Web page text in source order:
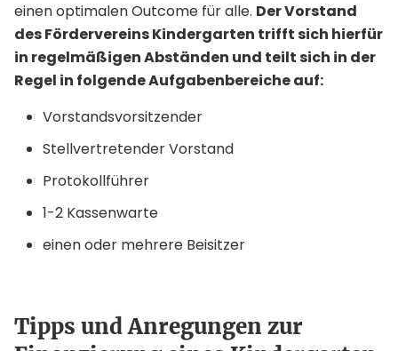
einen optimalen Outcome für alle. Der Vorstand
des Fördervereins Kindergarten trifft sich hierfür
in regelmäßigen Abständen und teilt sich in der
Regel in folgende Aufgabenbereiche auf:
Vorstandsvorsitzender
Stellvertretender Vorstand
Protokollführer
1-2 Kassenwarte
einen oder mehrere Beisitzer
Tipps und Anregungen zur